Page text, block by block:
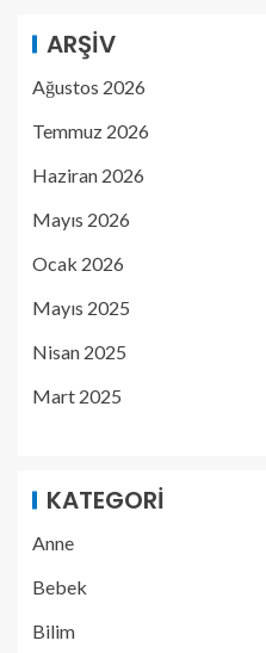
ARŞIV
Ağustos 2026
Temmuz 2026
Haziran 2026
Mayıs 2026
Ocak 2026
Mayıs 2025
Nisan 2025
Mart 2025
KATEGORI
Anne
Bebek
Bilim